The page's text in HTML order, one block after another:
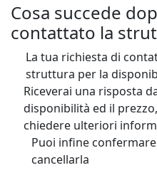
Cosa succede
contattato la
La tua richiesta di
struttura per la
Riceverai una risposta
disponibilità ed il
chiedere ulteriori
Puoi infine
cancellarla